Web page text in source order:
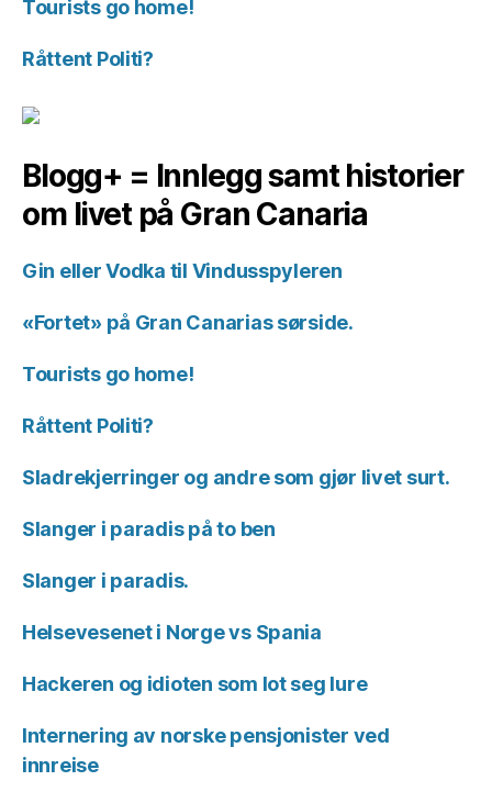
Tourists go home!
Råttent Politi?
Blogg+ = Innlegg samt historier
om livet på Gran Canaria
Gin eller Vodka til Vindusspyleren
«Fortet» på Gran Canarias sørside.
Tourists go home!
Råttent Politi?
Sladrekjerringer og andre som gjør livet surt.
Slanger i paradis på to ben
Slanger i paradis.
Helsevesenet i Norge vs Spania
Hackeren og idioten som lot seg lure
Internering av norske pensjonister ved
innreise